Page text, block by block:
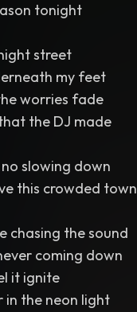
tonight
street
my feet
worries fade
the DJ made
slowing down
this crowded town
chasing the sound
coming down
it ignite
in the neon light